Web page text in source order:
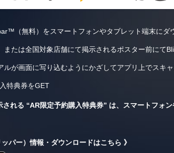
（無料）をスマートフォンやタブレット端末にダ
または全国対象店舗にて掲示されるポスター前にて
ルが画面に写り込むようにかざしてアプリ上でスキ
特典券をGET
れる “AR限定予約購入特典券” は、スマートフォ
パー）情報・ダウンロードはこちら 》